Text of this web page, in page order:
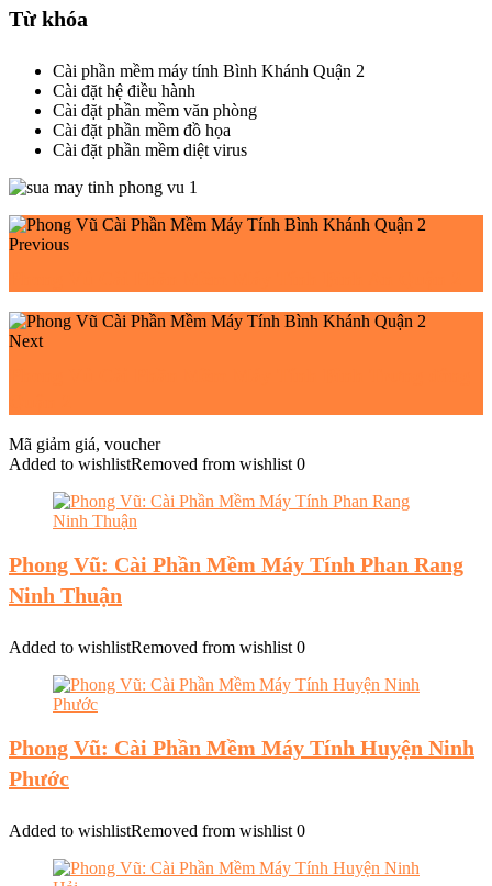
Từ khóa
Cài phần mềm máy tính Bình Khánh Quận 2
Cài đặt hệ điều hành
Cài đặt phần mềm văn phòng
Cài đặt phần mềm đồ họa
Cài đặt phần mềm diệt virus
Previous
Next
Mã giảm giá, voucher
Added to wishlistRemoved from wishlist 0
Phong Vũ: Cài Phần Mềm Máy Tính Phan Rang
Ninh Thuận
Added to wishlistRemoved from wishlist 0
Phong Vũ: Cài Phần Mềm Máy Tính Huyện Ninh
Phước
Added to wishlistRemoved from wishlist 0